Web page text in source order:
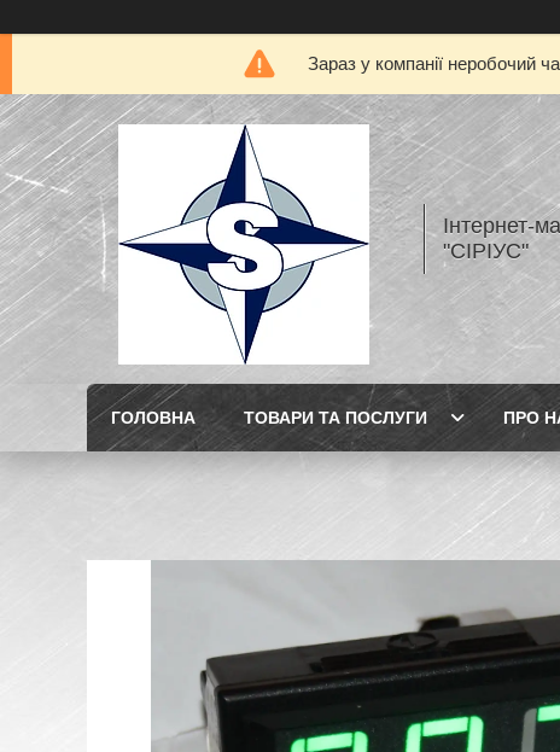
Зараз у компанії неробочий
Інтернет-
"СІРІУС"
ГОЛОВНА ТОВАРИ ТА ПОСЛУГИ ПРО